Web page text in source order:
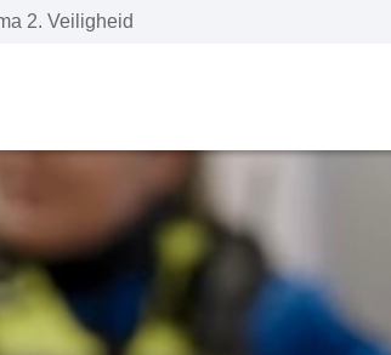
2. Veiligheid